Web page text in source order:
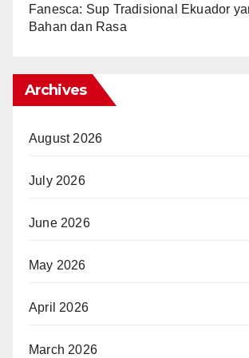
Fanesca: Sup Tradisional Ekuador
Bahan dan Rasa
Archives
August 2026
July 2026
June 2026
May 2026
April 2026
March 2026